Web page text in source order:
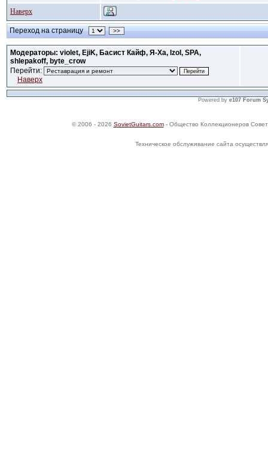
Наверх
Переход на страницу >>
Модераторы: violet, EjiK, Басист Кайф, Я-Ха, Izol, SPA,
shlepakoff, byte_crow
Перейти:
Наверх
Powered by e107 Forum
© 2006 - 2026 SovietGuitars.com- Общество Коллекционеров
Техническое обслуживание сайта